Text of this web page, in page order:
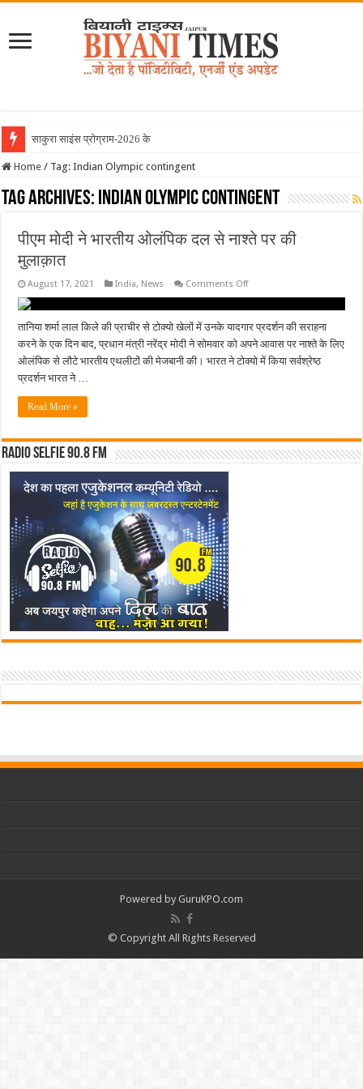
साकुरा साइंस प्रोग्राम-2026 के तहत
Home / Tag:Indian Olympic contingent
Tag Archives: Indian Olympic contingent
पीएम मोदी ने भारतीय ओलंपिक दल से नाश्ते पर की
मुलाक़ात
August 17, 2021 India, News Comments Offon
भारतीय
ओलंपिक
दल
से
नाश्ते
तानिया शर्मा लाल किले की प्राचीर से टोक्यो खेलों में उनके यादगार प्रदर्शन की सराहना
करने के एक दिन बाद, प्रधान मंत्री नरेंद्र मोदी ने सोमवार को अपने आवास पर नाश्ते के लिए
ओलंपिक से लौटे भारतीय एथलीटों की मेजबानी की। भारत ने टोक्यो में किया सर्वश्रेष्ठ
प्रदर्शन भारत ने …
Read More »
Radio Selfie 90.8 FM
Powered by GuruKPO.com
© Copyright All Rights Reserved